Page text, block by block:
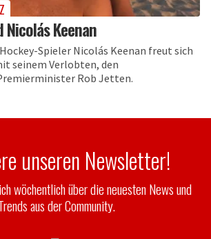
Keenan
Spieler Nicolás Keenan freut sich
seinem Verlobten, den
Rob Jetten.
unseren Newsletter!
wöchentlich über die neuesten News und
aus der Community.